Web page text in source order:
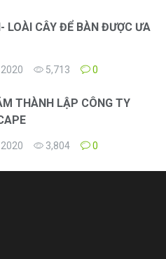
LOÀI CÂY ĐỂ BÀN ĐƯỢC ƯA
5,713 0
THÀNH LẬP CÔNG TY
3,804 0